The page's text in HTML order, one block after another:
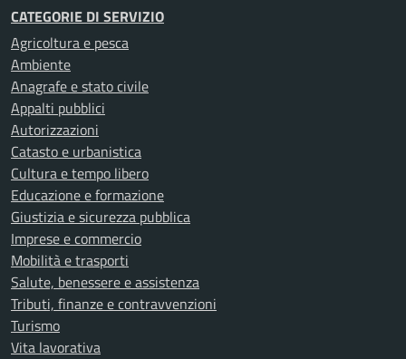
CATEGORIE DI SERVIZIO
Agricoltura e pesca
Ambiente
Anagrafe e stato civile
Appalti pubblici
Autorizzazioni
Catasto e urbanistica
Cultura e tempo libero
Educazione e formazione
Giustizia e sicurezza pubblica
Imprese e commercio
Mobilità e trasporti
Salute, benessere e assistenza
Tributi, finanze e contravvenzioni
Turismo
Vita lavorativa